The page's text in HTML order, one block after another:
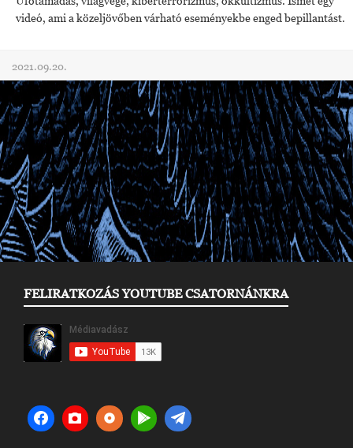
videó, ami a közeljövőben várható eseményekbe enged bepillantást.
2021.09.20.
FELIRATKOZÁS YOUTUBE CSATORNÁNKRA